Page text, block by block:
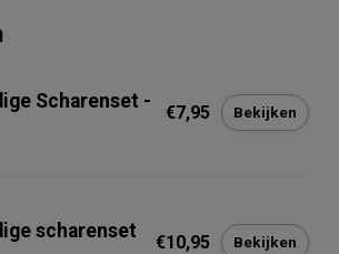
Scharenset -
€7,95 Bekijken
scharenset
€10,95 Bekijken